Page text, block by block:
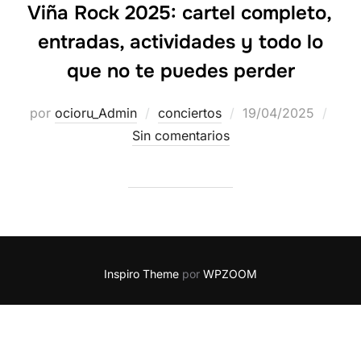
Viña Rock 2025: cartel completo,
entradas, actividades y todo lo
que no te puedes perder
por ocioru_Admin conciertos
19/04/2025
Sin comentarios
Inspiro Theme por WPZOOM